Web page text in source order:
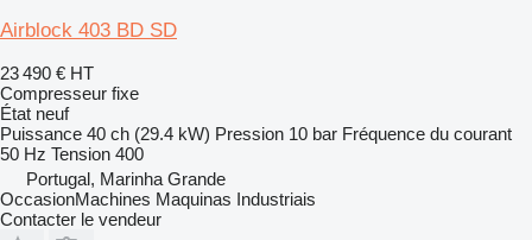
Airblock 403 BD SD
23 490 € HT
Compresseur fixe
État neuf
Puissance 40 ch (29.4 kW) Pression 10 bar Fréquence du courant
50 Hz Tension 400
Portugal, Marinha Grande
OccasionMachines Maquinas Industriais
Contacter le vendeur